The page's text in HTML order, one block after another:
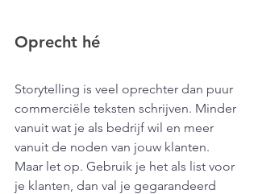
Oprecht hé
Storytelling is veel oprechter dan puur
commerciële teksten schrijven. Minder
vanuit wat je als bedrijf wil en meer
vanuit de noden van jouw klanten.
Maar let op. Gebruik je het als list voor
je klanten, dan val je gegarandeerd